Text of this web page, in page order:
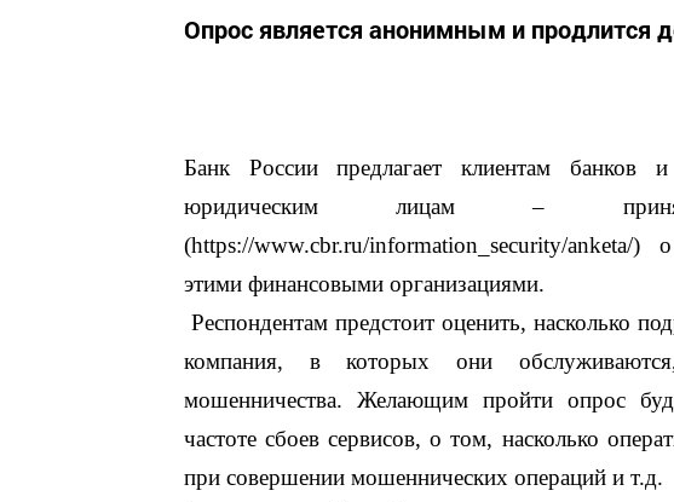
Опрос является анонимным и продлится
Банк России предлагает клиентам
юридическим лицам –
(https://www.cbr.ru/information_security/anketa/)
этими финансовыми организациями.
Респондентам предстоит оценить, насколько
компания, в которых они
мошенничества. Желающим пройти опрос
частоте сбоев сервисов, о том, насколько
при совершении мошеннических операций и т.д.